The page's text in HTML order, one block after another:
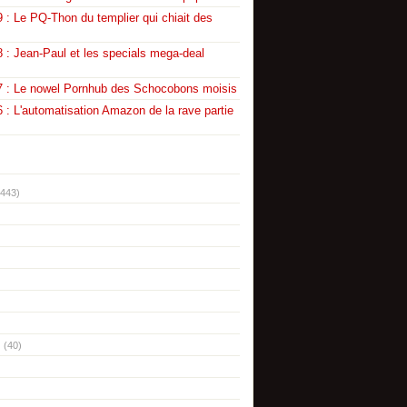
: Le PQ-Thon du templier qui chiait des
: Jean-Paul et les specials mega-deal
: Le nowel Pornhub des Schocobons moisis
: L'automatisation Amazon de la rave partie
(40)